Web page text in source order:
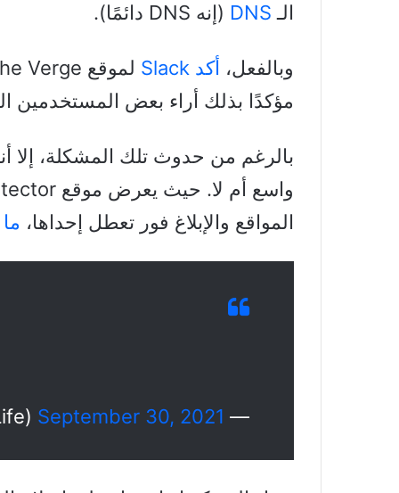
الـ DNS (إنه DNS دائمًا).
وبالفعل، أكد Slack
مؤكدًا بذلك أراء بعض المستخدمين
بالرغم من حدوث تلك المشكلة، إلا
المواقع والإبلاغ فور تعطل إحداها،
— Jason Flynn (@ShredLife)
September 30, 2021